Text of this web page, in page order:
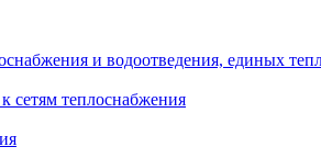
и водоотведения, единых
сетям теплоснабжения